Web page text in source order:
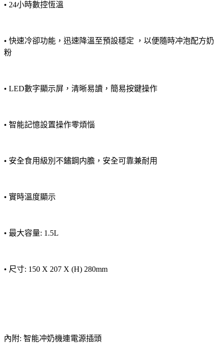
• 24小時數控恆溫
• 快速冷卻功能，迅速降溫至預設穩定 ，以便隨時冲泡配方奶
粉
• LED數字顯示屏，清晰易讀，簡易按鍵操作
• 智能記憶設置操作零煩惱
• 安全食用級別不鏽鋼内膽，安全可靠兼耐用
• 實時溫度顯示
• 最大容量: 1.5L
• 尺寸: 150 X 207 X (H) 280mm
內附: 智能冲奶機連電源插頭